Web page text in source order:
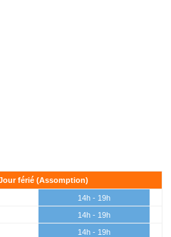
férié (Assomption)
14h - 19h
14h - 19h
14h - 19h